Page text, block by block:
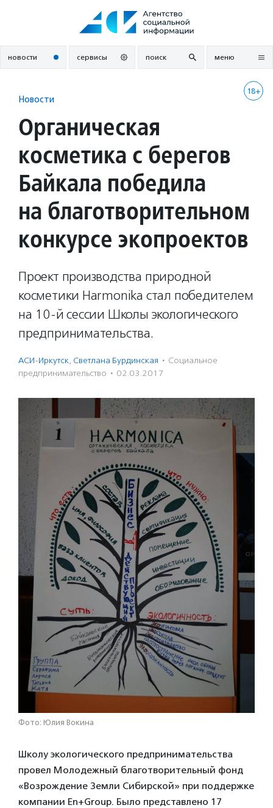
новости сервисы поиск меню
18+
Новости
Органическая
косметика с берегов
Байкала победила
на благотворительном
конкурсе экопроектов
Проект производства природной
косметики Harmonika стал победителем
на 10-й сессии Школы экологического
предпринимательства.
АСИ-Иркутск, Светлана Бурдинская · Социальное
предпри­нима­тель­ство · 02.03.2017
Фото: Юлия Вокина
Школу экологического предпринимательства
провел Молодежный благотворительный фонд
«Возрождение Земли Сибирской» при поддержке
компании En+Group. Было представлено 17